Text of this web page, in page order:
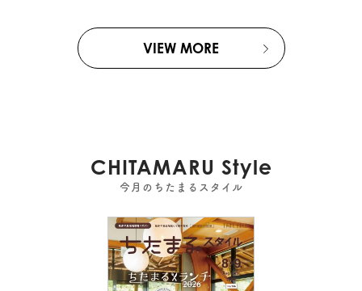
VIEW MORE
CHITAMARU Style
今月のちたまるスタイル